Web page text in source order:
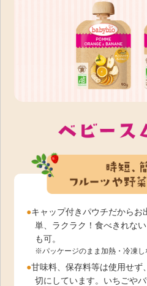
●キャップ付きパウチだからお
単、ラクラク！食べきれな
も可。
※パッケージのまま加熱・冷凍し
●甘味料、保存料等は使用せず
切にしています。いちごや